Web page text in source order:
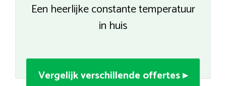
Een heerlijke constante temperatuur
in huis
Vergelijk verschillende offertes ▸